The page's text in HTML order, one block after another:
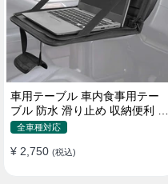
車用テーブル 車内食事用テー
ブル 防水 滑り止め 収納便利 多
機能ラップトップバッグ
全車種対応
¥ 2,750 (税込)